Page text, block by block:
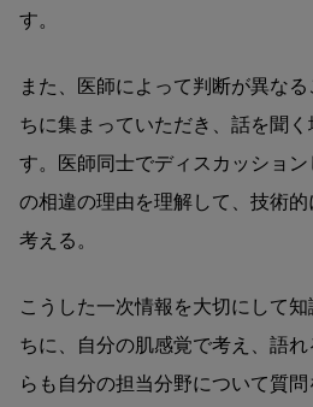
す。
また、医師によって判断が異な
ちに集まっていただき、話を聞
す。医師同士でディスカッショ
の相違の理由を理解して、技術
考える。
こうした一次情報を大切にして
ちに、自分の肌感覚で考え、語
らも自分の担当分野について質